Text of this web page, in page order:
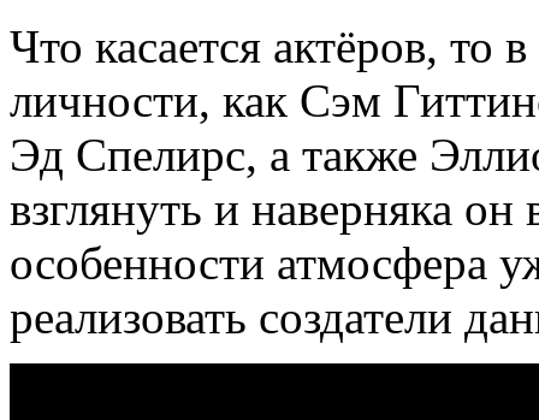
Что касается актёров, то
личности, как Сэм
Эд Спелирс, а также
взглянуть и наверняка
особенности атмосфера
реализовать создатели